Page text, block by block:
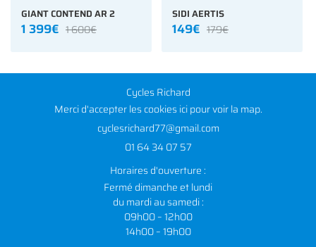
GIANT CONTEND AR 2
1 399€ 1 600€
SIDI AERTIS
149€ 179€
Cycles Richard
Merci d'accepter les cookiesicipour voir la map.
01 64 34 07 57
Horaires d'ouverture :
Fermé dimanche et lundi
du mardi au samedi :
09h00 – 12h00
14h00 – 19h00